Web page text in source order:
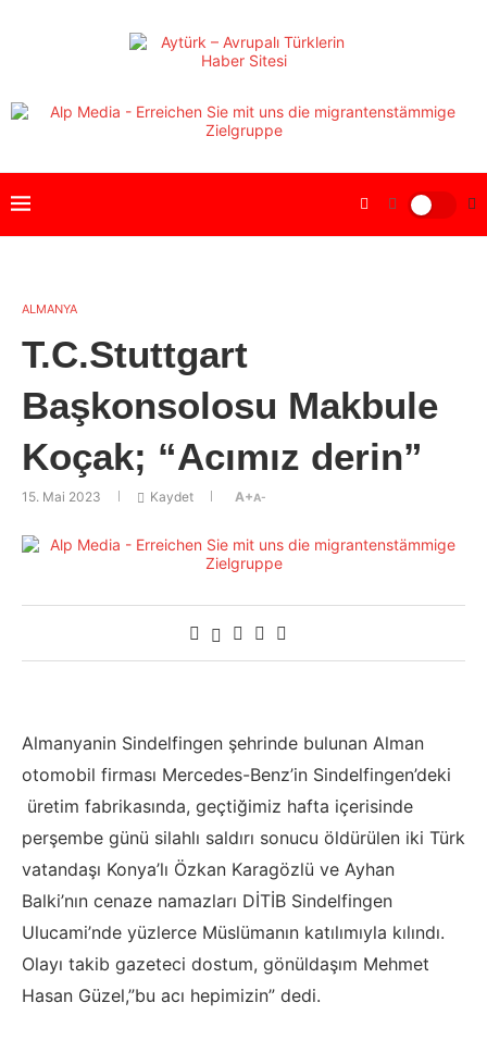
ALMANYA
T.C.Stuttgart
Başkonsolosu Makbule
Koçak; “Acımız derin”
15. Mai 2023 Kaydet A+A-
Almanyanin Sindelfingen şehrinde bulunan Alman
otomobil firması Mercedes-Benz’in Sindelfingen’deki
üretim fabrikasında, geçtiğimiz hafta içerisinde
perşembe günü silahlı saldırı sonucu öldürülen iki Türk
vatandaşı Konya’lı Özkan Karagözlü ve Ayhan
Balki’nın cenaze namazları DİTİB Sindelfingen
Ulucami’nde yüzlerce Müslümanın katılımıyla kılındı.
Olayı takib gazeteci dostum, gönüldaşım Mehmet
Hasan Güzel,”bu acı hepimizin” dedi.